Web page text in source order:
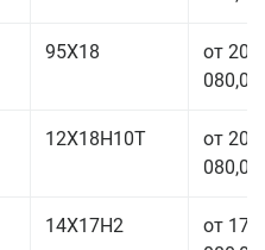
95Х18
от 208
080,00
12Х18Н10Т
от 208
080,00
14Х17Н2
от 177